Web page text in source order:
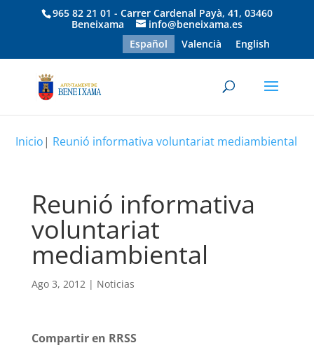
965 82 21 01 - Carrer Cardenal Payà, 41, 03460
Beneixama
info@beneixama.es
Español
Valencià English
Inicio| Reunió informativa voluntariat mediambiental
Reunió informativa
voluntariat
mediambiental
Ago 3, 2012| Noticias
Compartir en RRSS